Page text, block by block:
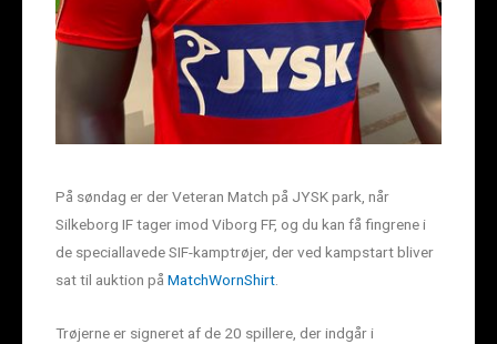
På søndag er der Veteran Match på JYSK park, når
Silkeborg IF tager imod Viborg FF, og du kan få fingrene i
de speciallavede SIF-kamptrøjer, der ved kampstart bliver
sat til auktion på MatchWornShirt
Trøjerne er signeret af de 20 spillere, der indgår i